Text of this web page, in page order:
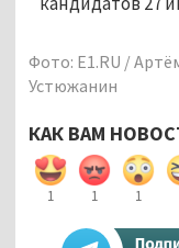
Фото: E1.RU /
Устюжанин
КАК ВАМ
1 1 1